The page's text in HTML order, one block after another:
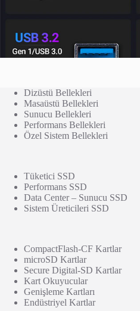
Dizüstü Bellekleri
Masaüstü Bellekleri
Sunucu Bellekleri
Performans Bellekleri
Özel Sistem Bellekleri
Tüketici SSD
Performans SSD
Data Center – Sunucu SSD
Sistem Üreticileri SSD
CompactFlash-CF Kartlar
microSD Kartlar
Secure Digital-SD Kartlar
Kart Okuyucular
Genişleme Kartları
Endüstriyel Kartlar